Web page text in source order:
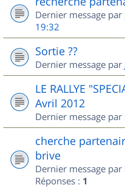
Dernier message par
19:32
Sortie ??
Dernier message par
LE RALLYE
Avril 2012
Dernier message par
cherche
brive
Dernier message par
Réponses : 1